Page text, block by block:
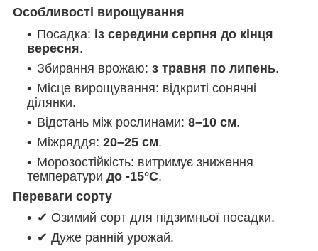
Особливості вирощування
Посадка: із середини серпня до кінця
вересня.
Збирання врожаю: з травня по липень.
Місце вирощування: відкриті сонячні
ділянки.
Відстань між рослинами: 8–10 см.
Міжряддя: 20–25 см.
Морозостійкість: витримує зниження
температури до -15°C.
Переваги сорту
✔ Озимий сорт для підзимньої посадки.
✔ Дуже ранній урожай.